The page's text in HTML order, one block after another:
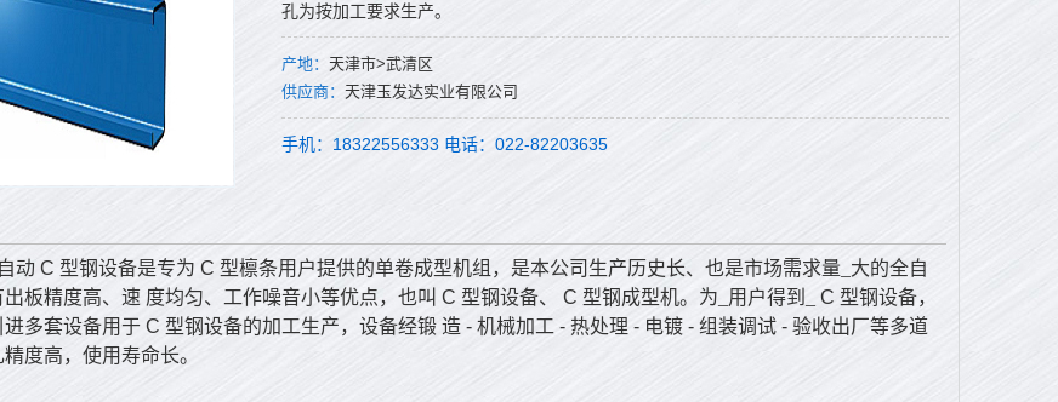
孔为按加工要求生产。
产地： 天津市>武清区
供应商： 天津玉发达实业有限公司
手机：18322556333 电话：022-82203635
动 C 型钢设备是专为 C 型檩条用户提供的单卷成型机组，是本公司生产历史长、也是市场需求量_大的全自
板精度高、速 度均匀、工作噪音小等优点，也叫 C 型钢设备、 C 型钢成型机。为_用户得到_ C 型钢设备，
多套设备用于 C 型钢设备的加工生产，设备经锻 造 - 机械加工 - 热处理 - 电镀 - 组装调试 - 验收出厂等多道
度高，使用寿命长。